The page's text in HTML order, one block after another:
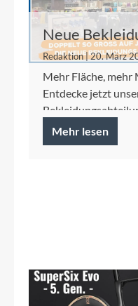
Neue
auf 500 m²
Redaktion | 20. März
Mehr Fläche, mehr
Entdecke jetzt
Ortlieb Concept
Mehr lesen